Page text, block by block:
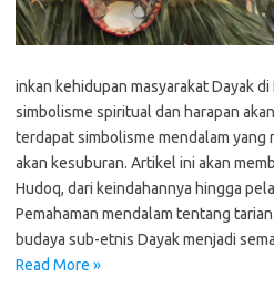
inkan kehidupan masyarakat Dayak
simbolisme spiritual dan harapan
terdapat simbolisme mendalam yang
akan kesuburan. Artikel ini akan
Hudoq, dari keindahannya hingga
Pemahaman mendalam tentang
budaya sub-etnis Dayak menjadi
Read More »